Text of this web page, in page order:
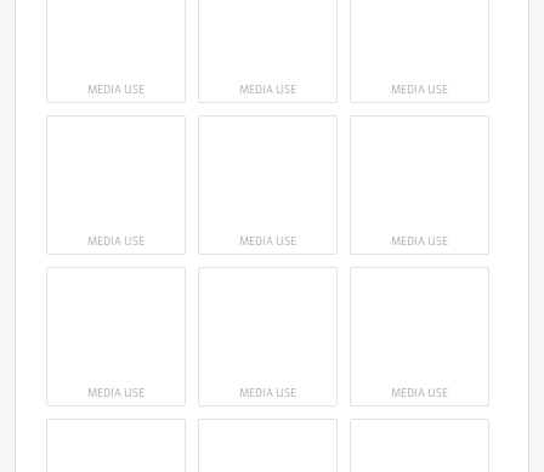
MEDIA USE MEDIA USE MEDIA USE
MEDIA USE MEDIA USE MEDIA USE
MEDIA USE MEDIA USE MEDIA USE